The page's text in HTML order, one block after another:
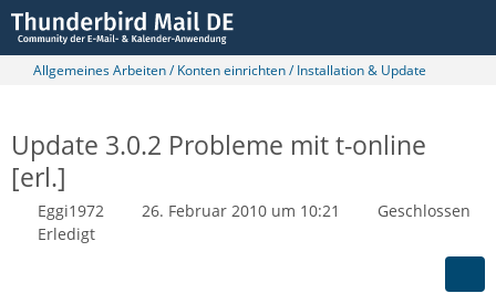
Allgemeines Arbeiten / Konten einrichten / Installation & Update
Update 3.0.2 Probleme mit t-online
[erl.]
Eggi1972 26. Februar 2010 um 10:21
Geschlossen
Erledigt